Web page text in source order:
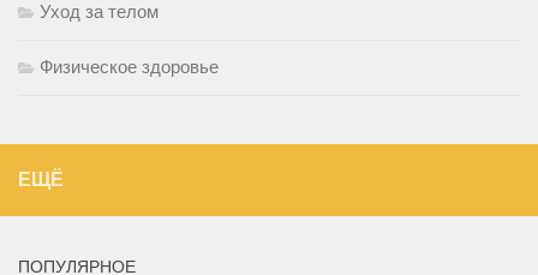
Уход за телом
Физическое здоровье
ЕЩЁ
ПОПУЛЯРНОЕ